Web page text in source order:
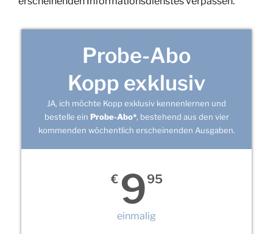
Probe-Abo
Kopp exklusiv
JA, ich möchte Kopp exklusiv kennenlernen und
bestelle ein Probe-Abo*, bestehend aus den vier
kommenden wöchentlich erscheinenden Ausgaben.
€ 995
einmalig